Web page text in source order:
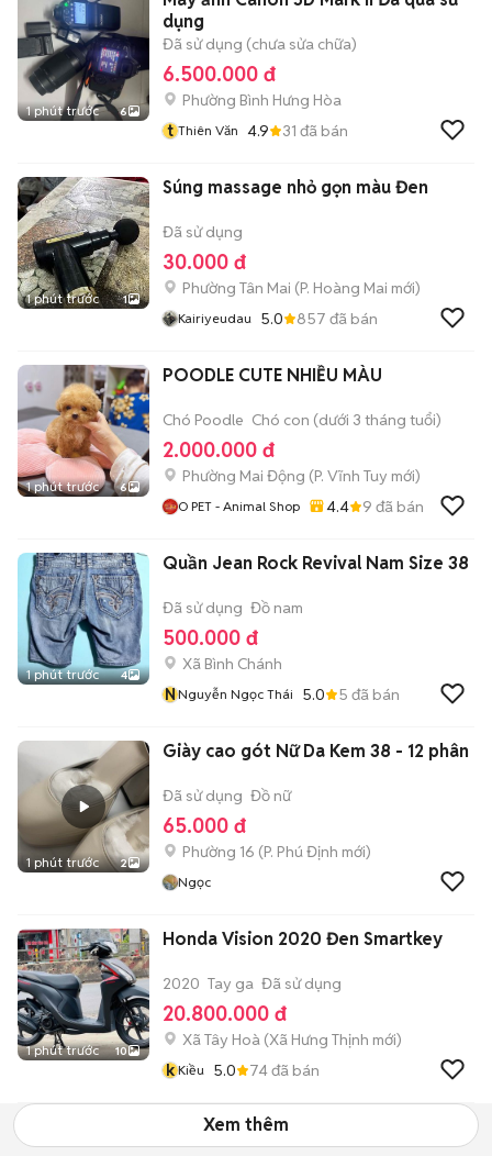
1 phút trước 6
dụng
Đã sử dụng (chưa sửa chữa)
6.500.000 đ
Phường Bình Hưng Hòa
t Thiên Văn 4.9 31 đã bán
1 phút trước 1
Súng massage nhỏ gọn màu Đen
Đã sử dụng
30.000 đ
Phường Tân Mai (P. Hoàng Mai mới)
Kairiyeudau 5.0 857 đã bán
1 phút trước 6
POODLE CUTE NHIỀU MÀU
Chó Poodle Chó con (dưới 3 tháng tuổi)
2.000.000 đ
Phường Mai Động (P. Vĩnh Tuy mới)
O PET - Animal Shop 4.4 9 đã bán
1 phút trước 4
Quần Jean Rock Revival Nam Size 38
Đã sử dụng Đồ nam
500.000 đ
Xã Bình Chánh
NNguyễn Ngọc Thái 5.0 5 đã bán
1 phút trước 2
Giày cao gót Nữ Da Kem 38 - 12 phân
Đã sử dụng Đồ nữ
65.000 đ
Phường 16 (P. Phú Định mới)
Ngọc
1 phút trước 10
Honda Vision 2020 Đen Smartkey
2020 Tay ga Đã sử dụng
20.800.000 đ
Xã Tây Hoà (Xã Hưng Thịnh mới)
k Kiều 5.0 74đã bán
Xem thêm